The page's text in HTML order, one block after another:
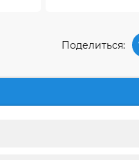
Поделиться: